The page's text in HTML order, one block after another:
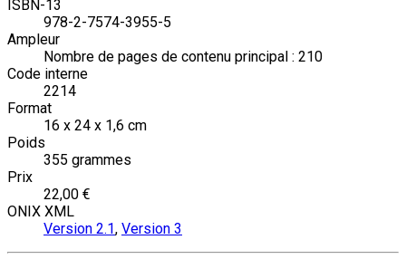
ISBN-13
978-2-7574-3955-5
Ampleur
Nombre de pages de contenu principal : 210
Code interne
2214
Format
16 x 24 x 1,6 cm
Poids
355 grammes
Prix
22,00 €
ONIX XML
Version 2.1, Version 3